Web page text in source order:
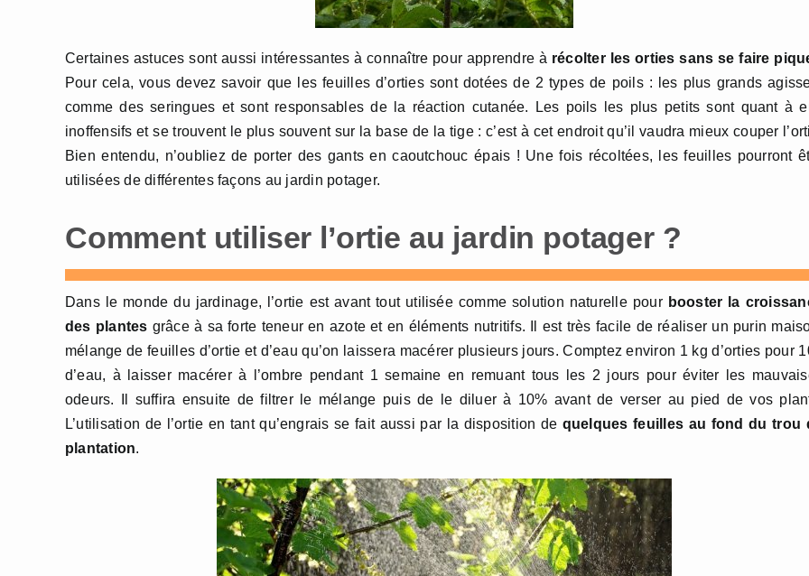
Certaines astuces sont aussi intéressantes à connaître pour apprendre à récolter les orties sans se faire
Pour cela, vous devez savoir que les feuilles d’orties sont dotées de 2 types de poils : les plus grands
comme des seringues et sont responsables de la réaction cutanée. Les poils les plus petits sont quant à
inoffensifs et se trouvent le plus souvent sur la base de la tige : c’est à cet endroit qu’il vaudra mieux couper
Bien entendu, n’oubliez de porter des gants en caoutchouc épais ! Une fois récoltées, les feuilles pourront
utilisées de différentes façons au jardin potager.
Comment utiliser l’ortie au jardin potager ?
Dans le monde du jardinage, l’ortie est avant tout utilisée comme solution naturelle pour booster la
des plantes grâce à sa forte teneur en azote et en éléments nutritifs. Il est très facile de réaliser un purin
mélange de feuilles d’ortie et d’eau qu’on laissera macérer plusieurs jours. Comptez environ 1 kg d’orties pour
d’eau, à laisser macérer à l’ombre pendant 1 semaine en remuant tous les 2 jours pour éviter les
odeurs. Il suffira ensuite de filtrer le mélange puis de le diluer à 10% avant de verser au pied de vos
L’utilisation de l’ortie en tant qu’engrais se fait aussi par la disposition de quelques feuilles au fond du trou
plantation.